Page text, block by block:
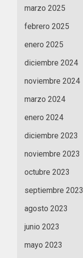
marzo 2025
febrero 2025
enero 2025
diciembre 2024
noviembre 2024
marzo 2024
enero 2024
diciembre 2023
noviembre 2023
octubre 2023
septiembre 2023
agosto 2023
junio 2023
mayo 2023